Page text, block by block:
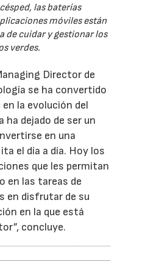
las baterías
móviles están
de cuidar y gestionar los
verdes.
Director de
se ha convertido
la evolución del
ha dejado de ser un
en una
el día a día. Hoy los
que les permitan
en las tareas de
en disfrutar de su
en la que está
concluye.